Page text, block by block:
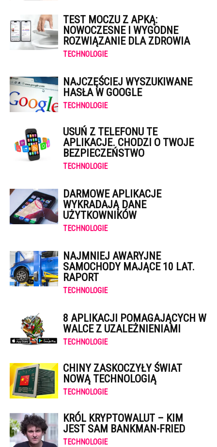
TEST MOCZU Z APKĄ:
NOWOCZESNE I WYGODNE
ROZWIĄZANIE DLA ZDROWIA
TECHNOLOGIE
NAJCZĘŚCIEJ WYSZUKIWANE
HASŁA W GOOGLE
TECHNOLOGIE
USUŃ Z TELEFONU TE
APLIKACJE. CHODZI O TWOJE
BEZPIECZEŃSTWO
TECHNOLOGIE
DARMOWE APLIKACJE
WYKRADAJĄ DANE
UŻYTKOWNIKÓW
TECHNOLOGIE
NAJMNIEJ AWARYJNE
SAMOCHODY MAJĄCE 10 LAT.
RAPORT
TECHNOLOGIE
8 APLIKACJI POMAGAJĄCYCH W
WALCE Z UZALEŻNIENIAMI
TECHNOLOGIE
CHINY ZASKOCZYŁY ŚWIAT
NOWĄ TECHNOLOGIĄ
TECHNOLOGIE
KRÓL KRYPTOWALUT – KIM
JEST SAM BANKMAN-FRIED
TECHNOLOGIE